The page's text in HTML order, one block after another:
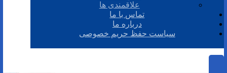
علاقمندی ها
تماس با ما
درباره ما
سیاست حفظ حریم خصوصی